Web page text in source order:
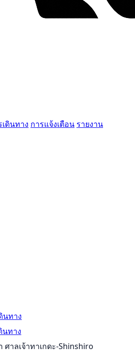
ดินทาง การแจ้งเตือน รายงาน
นทาง
นทาง
ศาลเจ้าทาเกดะ-Shinshiro